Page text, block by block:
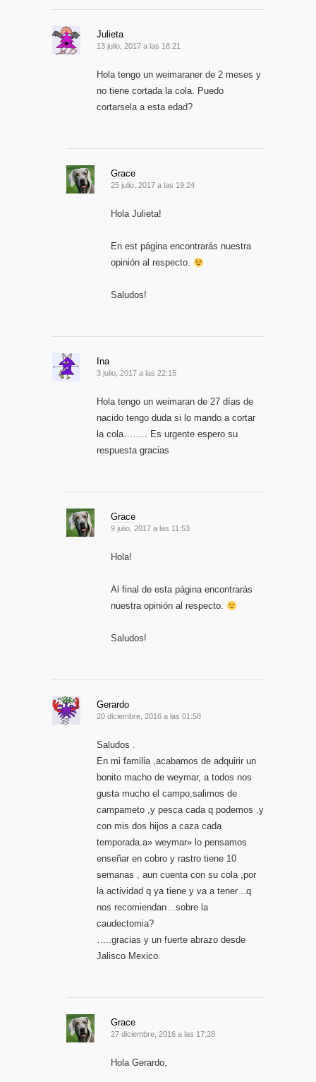
Julieta
13 julio, 2017 a las 18:21
Hola tengo un weimaraner de 2 meses y
no tiene cortada la cola. Puedo
cortarsela a esta edad?
Grace
25 julio, 2017 a las 19:24
Hola Julieta!
En est página encontrarás nuestra
opinión al respecto.
Saludos!
Ina
3 julio, 2017 a las 22:15
Hola tengo un weimaran de 27 días de
nacido tengo duda si lo mando a cortar
la cola…….. Es urgente espero su
respuesta gracias
Grace
9 julio, 2017 a las 11:53
Hola!
Al final de esta página encontrarás
nuestra opinión al respecto.
Saludos!
Gerardo
20 diciembre, 2016 a las 01:58
Saludos .
En mi familia ,acabamos de adquirir un
bonito macho de weymar, a todos nos
gusta mucho el campo,salimos de
campameto ,y pesca cada q podemos ,y
con mis dos hijos a caza cada
temporada.a» weymar» lo pensamos
enseñar en cobro y rastro tiene 10
semanas , aun cuenta con su cola ,por
la actividad q ya tiene y va a tener ..q
nos recomiendan…sobre la
caudectomia?
…..gracias y un fuerte abrazo desde
Jalisco Mexico.
Grace
27 diciembre, 2016 a las 17:28
Hola Gerardo,